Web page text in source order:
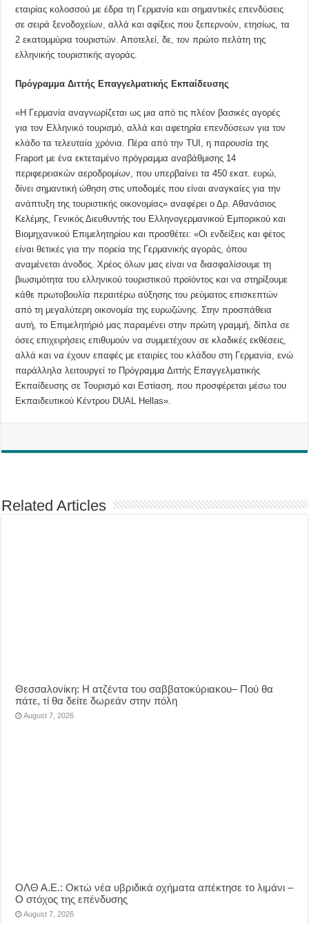
εταιρίας κολοσσού με έδρα τη Γερμανία και σημαντικές επενδύσεις
σε σειρά ξενοδοχείων, αλλά και αφίξεις που ξεπερνούν, ετησίως, τα
2 εκατομμύρια τουριστών. Αποτελεί, δε, τον πρώτο πελάτη της
ελληνικής τουριστικής αγοράς.
Πρόγραμμα Διττής Επαγγελματικής Εκπαίδευσης
«Η Γερμανία αναγνωρίζεται ως μια από τις πλέον βασικές αγορές
για τον Ελληνικό τουρισμό, αλλά και αφετηρία επενδύσεων για τον
κλάδο τα τελευταία χρόνια. Πέρα από την TUI, η παρουσία της
Fraport με ένα εκτεταμένο πρόγραμμα αναβάθμισης 14
περιφερειακών αεροδρομίων, που υπερβαίνει τα 450 εκατ. ευρώ,
δίνει σημαντική ώθηση στις υποδομές που είναι αναγκαίες για την
ανάπτυξη της τουριστικής οικονομίας» αναφέρει ο Δρ. Αθανάσιος
Κελέμης, Γενικός Διευθυντής του Ελληνογερμανικού Εμπορικού και
Βιομηχανικού Επιμελητηρίου και προσθέτει: «Οι ενδείξεις και φέτος
είναι θετικές για την πορεία της Γερμανικής αγοράς, όπου
αναμένεται άνοδος. Χρέος όλων μας είναι να διασφαλίσουμε τη
βιωσιμότητα του ελληνικού τουριστικού προϊόντος και να στηρίξουμε
κάθε πρωτοβουλία περαιτέρω αύξησης του ρεύματος επισκεπτών
από τη μεγαλύτερη οικονομία της ευρωζώνης. Στην προσπάθεια
αυτή, το Επιμελητήριό μας παραμένει στην πρώτη γραμμή, δίπλα σε
όσες επιχειρήσεις επιθυμούν να συμμετέχουν σε κλαδικές εκθέσεις,
αλλά και να έχουν επαφές με εταιρίες του κλάδου στη Γερμανία, ενώ
παράλληλα λειτουργεί το Πρόγραμμα Διττής Επαγγελματικής
Εκπαίδευσης σε Τουρισμό και Εστίαση, που προσφέρεται μέσω του
Εκπαιδευτικού Κέντρου DUAL Hellas».
Related Articles
Θεσσαλονίκη: Η ατζέντα του σαββατοκύριακου– Πού θα
πάτε, τί θα δείτε δωρεάν στην πόλη
August 7, 2026
ΟΛΘ Α.Ε.: Οκτώ νέα υβριδικά οχήματα απέκτησε το λιμάνι –
Ο στόχος της επένδυσης
August 7, 2026